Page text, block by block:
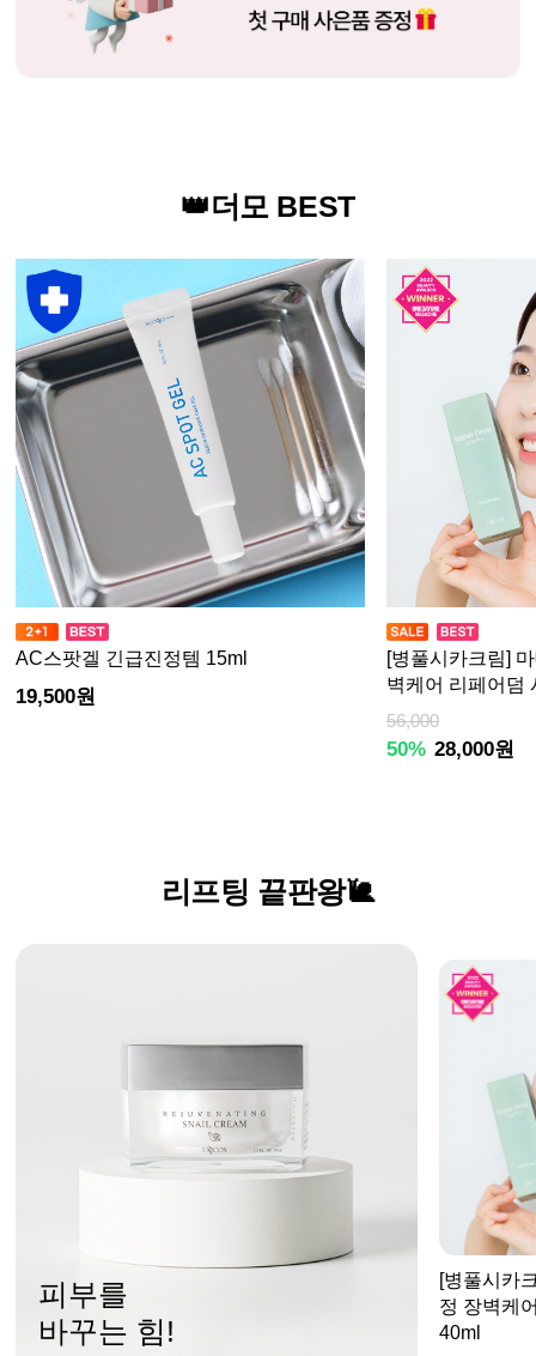
👑더모 BEST
AC스팟겔 긴급진정템 15ml
19,500원
[병풀시카크림]
벽케어 리페어덤
56,000
50% 28,000원
리프팅 끝판왕🐌
피부를
바꾸는 힘!
[병풀시카
정 장벽케
40ml